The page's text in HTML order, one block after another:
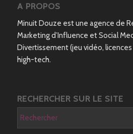
A PROPOS
Minuit Douze est une agence de
Marketing d’Influence et Social
Divertissement (jeu vidéo,
high-tech.
RECHERCHER SUR LE SITE